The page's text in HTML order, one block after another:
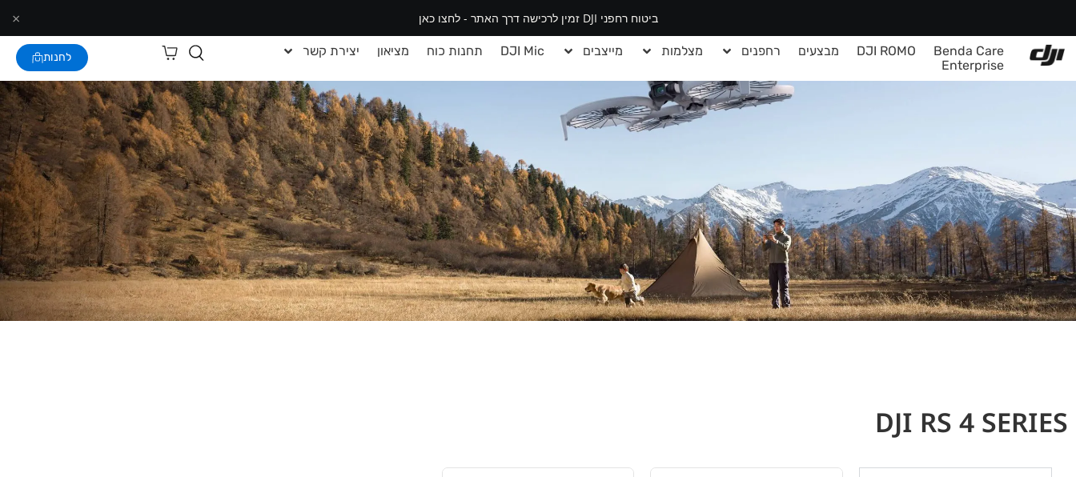
ביטוח רחפני DJI זמין לרכישה דרך האתר - לחצו כאן ×
Benda Care
DJI ROMO מבצעים רחפנים מצלמות מייצבים DJI Mic תחנות כוח מציאון
יצירת קשר
Enterprise
לחנות
DJI RS 4 SERIES